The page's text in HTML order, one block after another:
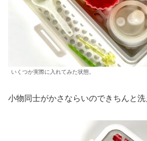
いくつか実際に入れてみた状態。
小物同士がかさならいのできちんと洗